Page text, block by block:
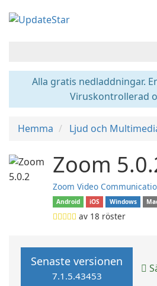
Alla gratis nedladdningar.
Viruskontrollerad
Hemma Ljud och
Zoom
Zoom Video
Android iOS Windows
av 18 röster
Senaste versionen
7.1.5.43453